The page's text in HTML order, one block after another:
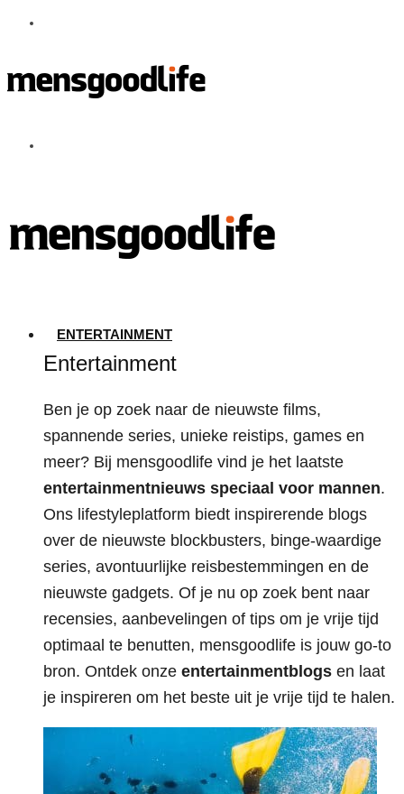
ENTERTAINMENT
Entertainment
Ben je op zoek naar de nieuwste films,
spannende series, unieke reistips, games en
meer? Bij mensgoodlife vind je het laatste
entertainmentnieuws speciaal voor mannen.
Ons lifestyleplatform biedt inspirerende blogs
over de nieuwste blockbusters, binge-waardige
series, avontuurlijke reisbestemmingen en de
nieuwste gadgets. Of je nu op zoek bent naar
recensies, aanbevelingen of tips om je vrije tijd
optimaal te benutten, mensgoodlife is jouw go-to
bron. Ontdek onze entertainmentblogs en laat
je inspireren om het beste uit je vrije tijd te halen.